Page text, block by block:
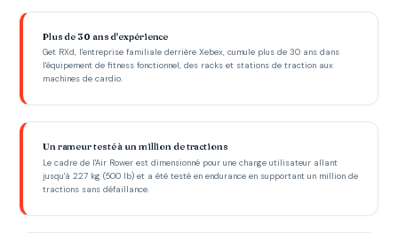
Plus de 30 ans d'expérience
Get RXd, l'entreprise familiale derrière Xebex, cumule plus de 30 ans dans
l'équipement de fitness fonctionnel, des racks et stations de traction aux
machines de cardio.
Un rameur testé à un million de tractions
Le cadre de l'Air Rower est dimensionné pour une charge utilisateur allant
jusqu'à 227 kg (500 lb) et a été testé en endurance en supportant un million de
tractions sans défaillance.